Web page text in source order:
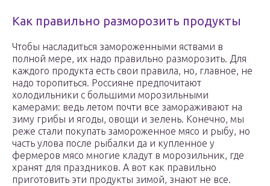
Как правильно разморозить продукты
Чтобы насладиться замороженными яствами в
полной мере, их надо правильно разморозить. Для
каждого продукта есть свои правила, но, главное, не
надо торопиться. Россияне предпочитают
холодильники с большими морозильными
камерами: ведь летом почти все замораживают на
зиму грибы и ягоды, овощи и зелень. Конечно, мы
реже стали покупать замороженное мясо и рыбу, но
часть улова после рыбалки да и купленное у
фермеров мясо многие кладут в морозильник, где
хранят для праздников. А вот как правильно
приготовить эти продукты зимой, знают не все.